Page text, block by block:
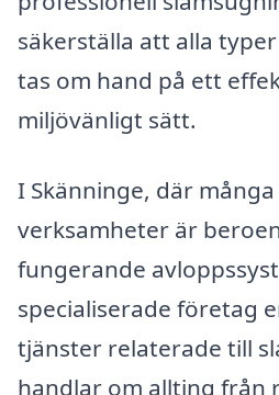
säkerställa att alla
tas om hand på ett
miljövänligt sätt.
I Skänninge, där
verksamheter är
fungerande
specialiserade företag
tjänster relaterade till
handlar om allting från